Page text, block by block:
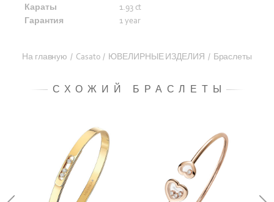
Караты
1.93 ct
Гарантия
1 year
На главную / Casato / ЮВЕЛИРНЫЕ ИЗДЕЛИЯ / Браслеты
СХОЖИЙ БРАСЛЕТЫ